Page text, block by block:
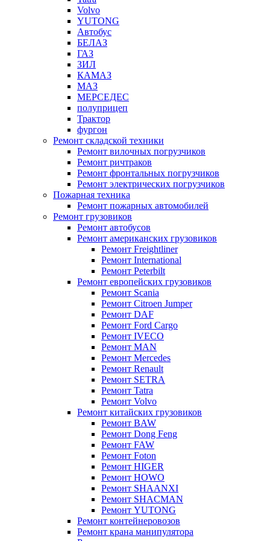
Volvo
YUTONG
Автобус
БЕЛАЗ
ГАЗ
ЗИЛ
КАМАЗ
МАЗ
МЕРСЕДЕС
полуприцеп
Трактор
фургон
Ремонт складской техники
Ремонт вилочных погрузчиков
Ремонт ричтраков
Ремонт фронтальных погрузчиков
Ремонт электрических погрузчиков
Пожарная техника
Ремонт пожарных автомобилей
Ремонт грузовиков
Ремонт автобусов
Ремонт американских грузовиков
Ремонт Freightliner
Ремонт International
Ремонт Peterbilt
Ремонт европейских грузовиков
Ремонт Scania
Ремонт Citroen Jumper
Ремонт DAF
Ремонт Ford Cargo
Ремонт IVECO
Ремонт MAN
Ремонт Mercedes
Ремонт Renault
Ремонт SETRA
Ремонт Tatra
Ремонт Volvo
Ремонт китайских грузовиков
Ремонт BAW
Ремонт Dong Feng
Ремонт FAW
Ремонт Foton
Ремонт HIGER
Ремонт HOWO
Ремонт SHAANXI
Ремонт SHACMAN
Ремонт YUTONG
Ремонт контейнеровозов
Ремонт крана манипулятора